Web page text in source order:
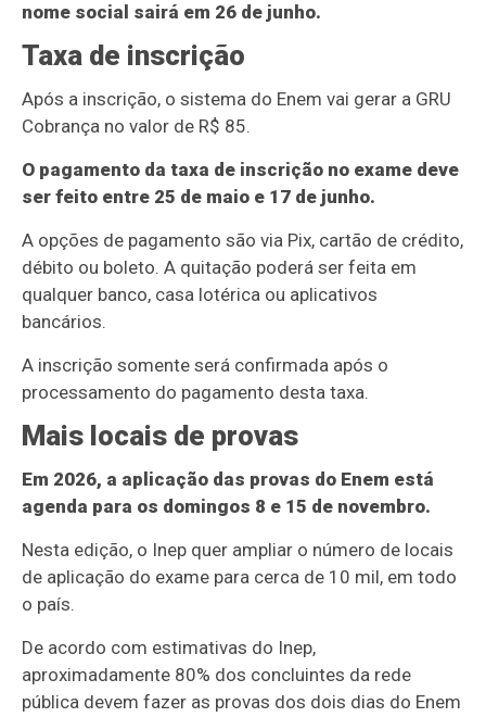
nome social sairá em 26 de junho.
Taxa de inscrição
Após a inscrição, o sistema do Enem vai gerar a GRU
Cobrança no valor de R$ 85.
O pagamento da taxa de inscrição no exame deve
ser feito entre 25 de maio e 17 de junho.
A opções de pagamento são via Pix, cartão de crédito,
débito ou boleto. A quitação poderá ser feita em
qualquer banco, casa lotérica ou aplicativos
bancários.
A inscrição somente será confirmada após o
processamento do pagamento desta taxa.
Mais locais de provas
Em 2026, a aplicação das provas do Enem está
agenda para os domingos 8 e 15 de novembro.
Nesta edição, o Inep quer ampliar o número de locais
de aplicação do exame para cerca de 10 mil, em todo
o país.
De acordo com estimativas do Inep,
aproximadamente 80% dos concluintes da rede
pública devem fazer as provas dos dois dias do Enem